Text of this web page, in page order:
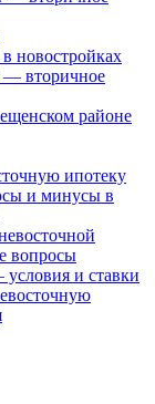
новостройках
— вторичное
районе
ипотеку
и минусы в
вопросы
и ставки